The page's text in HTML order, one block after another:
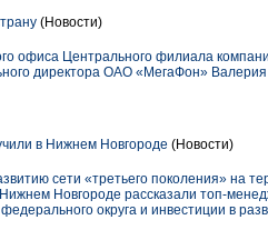
(Новости)
офиса Центрального филиала
директора ОАО «МегаФон»
в Нижнем Новгороде (Новости)
сети «третьего поколения» на
Новгороде рассказали топ-
округа и инвестиции в